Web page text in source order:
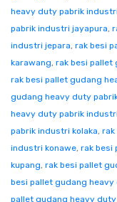
heavy duty pabrik
pabrik industri jayapura,
industri jepara, rak besi
karawang, rak besi pallet
rak besi pallet gudang
gudang heavy duty
heavy duty pabrik
pabrik industri kolaka, rak
industri konawe, rak besi
kupang, rak besi pallet
besi pallet gudang
pallet gudang heavy